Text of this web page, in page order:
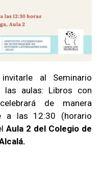
al Seminario
las aulas: Libros con
de manera
a las 12:30 (horario
Aula 2 del Colegio de